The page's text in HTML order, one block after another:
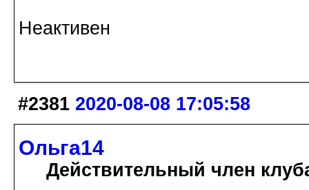
Неактивен
#2381 2020-08-08 17:05:58
Ольга14
Действительный член